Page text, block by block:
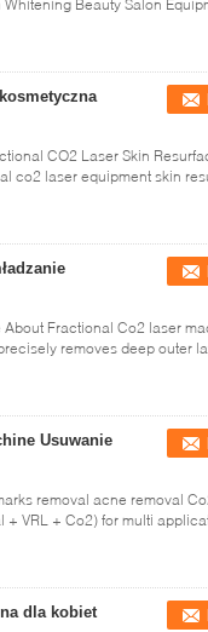
Beauty Salon
CO2 Laser Skin
co2 laser equipment skin
Fractional Co2 laser
removes deep outer
Usuwanie
removal acne removal
VRL + Co2) for multi
dla kobiet